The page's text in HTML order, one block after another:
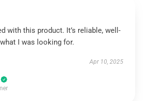
with this product. It’s reliable, well-
I was looking for.
Apr 10, 2025